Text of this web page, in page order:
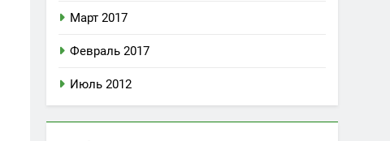
Март 2017
Февраль 2017
Июль 2012